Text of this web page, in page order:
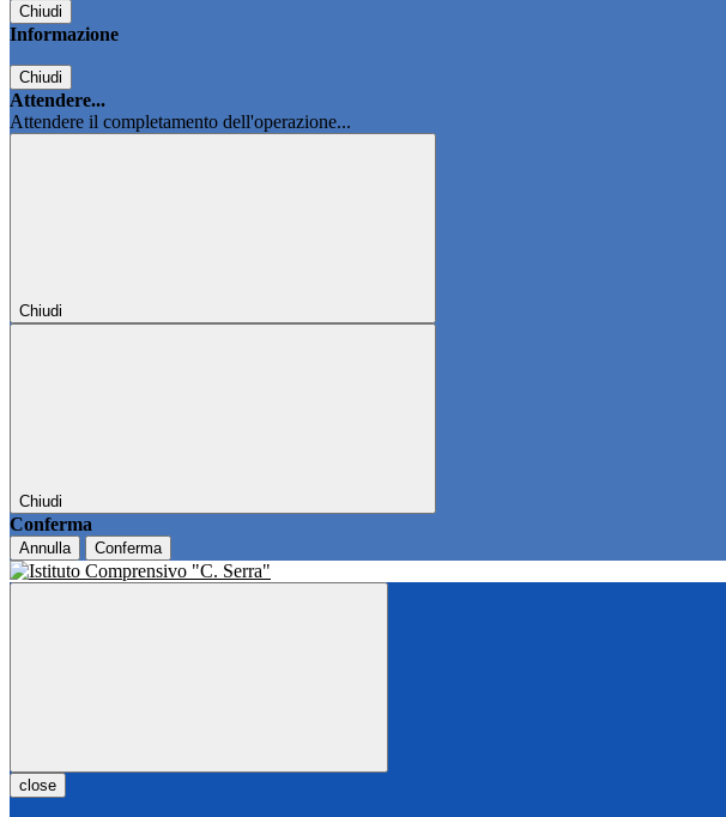
Chiudi
Informazione
Chiudi
Attendere...
Attendere il completamento dell'operazione...
Chiudi
Chiudi
Conferma
Annulla Conferma
close